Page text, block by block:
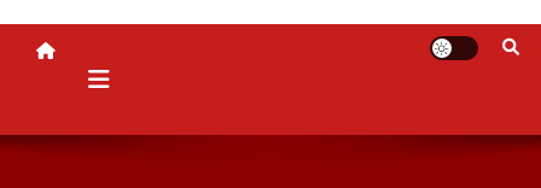
KARMABHUMI EXPRESS